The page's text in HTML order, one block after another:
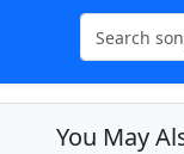
You May